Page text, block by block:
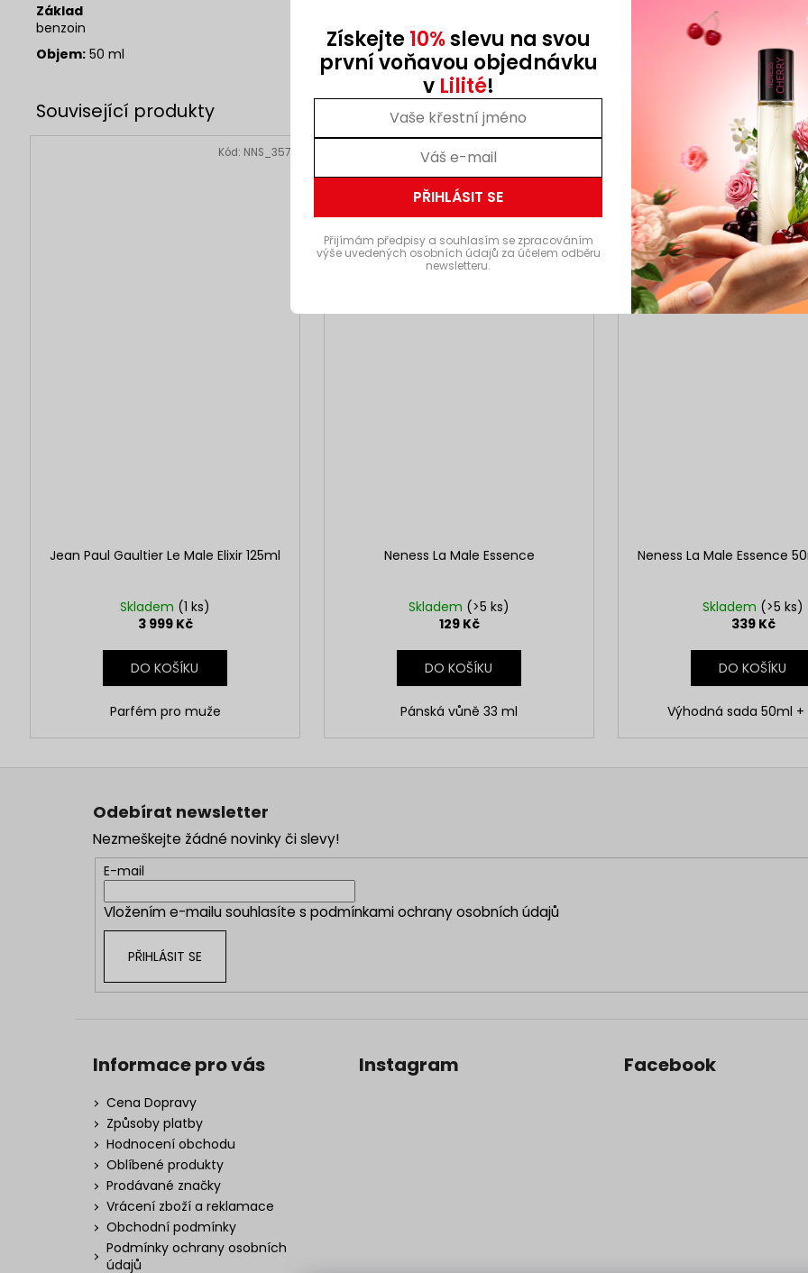
Základ
benzoin
Objem: 50 ml
Jean Paul Gaultier Le Male Elixir 125ml
Skladem (1 ks)
3 999 Kč
DO KOŠÍKU
Parfém pro muže
Kód: NNS_357
Neness La Male Essence
Skladem (>5 ks)
129 Kč
DO KOŠÍKU
Pánská vůně 33 ml
Neness La Male Essence
Skladem (>5 ks)
339 Kč
DO KOŠÍKU
Výhodná sada 50ml +
Odebírat newsletter
Nezmeškejte žádné novinky či slevy!
E-mail
Vložením e-mailu souhlasíte s podmínkami ochrany osobních údajů
PŘIHLÁSIT SE
Informace pro vás
Cena Dopravy
Způsoby platby
Hodnocení obchodu
Oblíbené produkty
Prodávané značky
Vrácení zboží a reklamace
Obchodní podmínky
Podmínky ochrany osobních
údajů
Instagram Facebook
Získejte10%slevu na svou
první voňavou objednávku
v Lilité!
PŘIHLÁSIT SE
Přijímám předpisy a souhlasím se zpracováním
výše uvedených osobních údajů za účelem odběru
newsletteru.